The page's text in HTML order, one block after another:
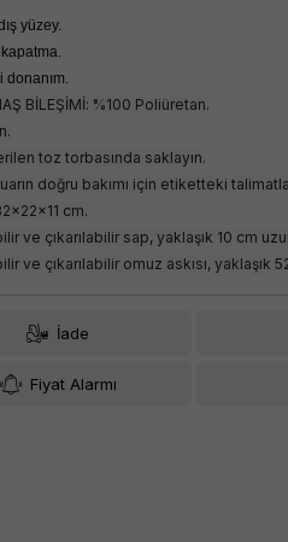
yüzey.
donanım.
BİLEŞİMİ: %100 Poliüretan.
toz torbasında saklayın.
doğru bakımı için etiketteki
cm.
ve çıkarılabilir sap, yaklaşık 10 cm
ve çıkarılabilir omuz askısı, yaklaşık
İade
Fiyat Alarmı